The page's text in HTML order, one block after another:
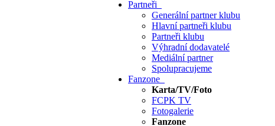
Partneři
Generální partner klubu
Hlavní partneři klubu
Partneři klubu
Výhradní dodavatelé
Mediální partner
Spolupracujeme
Fanzone
Karta/TV/Foto
FCPK TV
Fotogalerie
Fanzone